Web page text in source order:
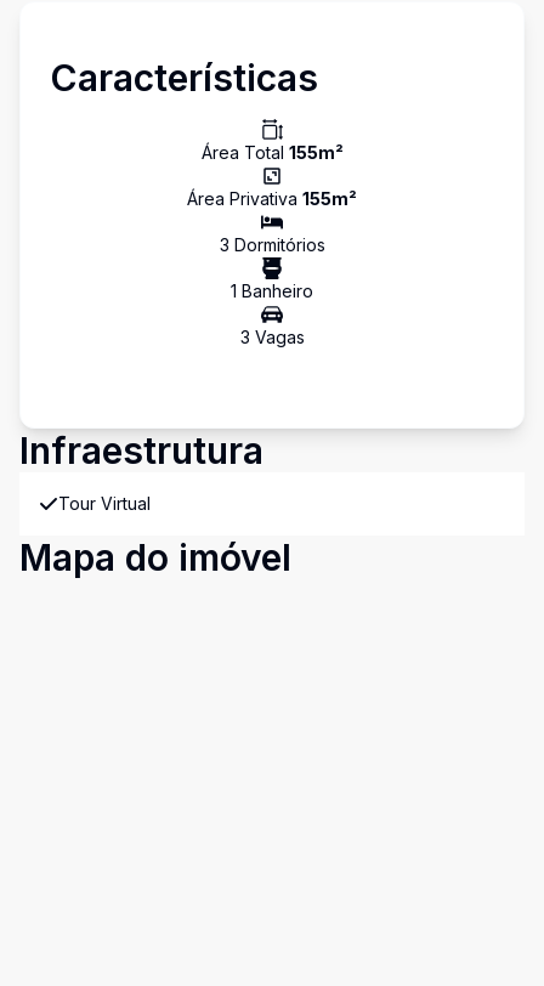
Características
Área Total 155m²
Área Privativa 155m²
3 Dormitórios
1 Banheiro
3 Vagas
Infraestrutura
Tour Virtual
Mapa do imóvel